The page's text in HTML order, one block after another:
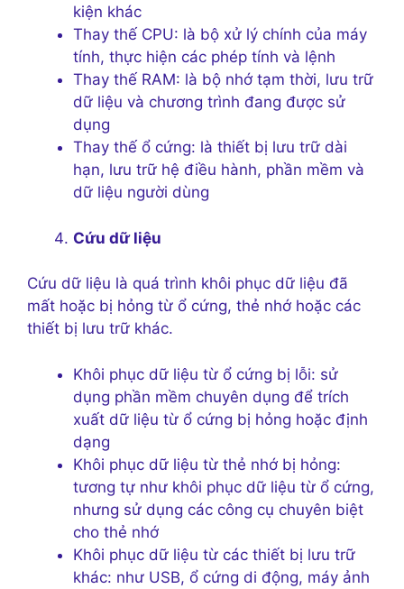
kiện khác
Thay thế CPU: là bộ xử lý chính của máy
tính, thực hiện các phép tính và lệnh
Thay thế RAM: là bộ nhớ tạm thời, lưu trữ
dữ liệu và chương trình đang được sử
dụng
Thay thế ổ cứng: là thiết bị lưu trữ dài
hạn, lưu trữ hệ điều hành, phần mềm và
dữ liệu người dùng
Cứu dữ liệu
Cứu dữ liệu là quá trình khôi phục dữ liệu đã
mất hoặc bị hỏng từ ổ cứng, thẻ nhớ hoặc các
thiết bị lưu trữ khác.
Khôi phục dữ liệu từ ổ cứng bị lỗi: sử
dụng phần mềm chuyên dụng để trích
xuất dữ liệu từ ổ cứng bị hỏng hoặc định
dạng
Khôi phục dữ liệu từ thẻ nhớ bị hỏng:
tương tự như khôi phục dữ liệu từ ổ cứng,
nhưng sử dụng các công cụ chuyên biệt
cho thẻ nhớ
Khôi phục dữ liệu từ các thiết bị lưu trữ
khác: như USB, ổ cứng di động, máy ảnh